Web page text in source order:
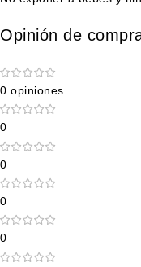
Opinión de
0 opiniones
0
0
0
0